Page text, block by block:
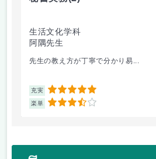
生活文化学科
阿隅先生
先生の教え方が丁寧で分かり易...
充実 5
楽単 3.5